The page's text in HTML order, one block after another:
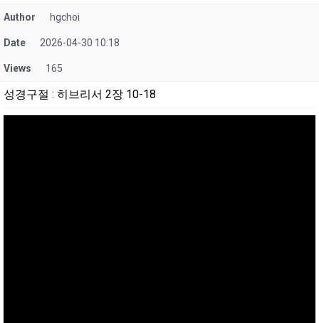
Author hgchoi
Date 2026-04-30 10:18
Views 165
성경구절 : 히브리서 2장 10-18